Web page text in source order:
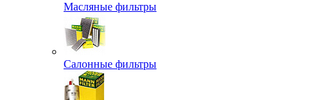
Масляные фильтры
Салонные фильтры